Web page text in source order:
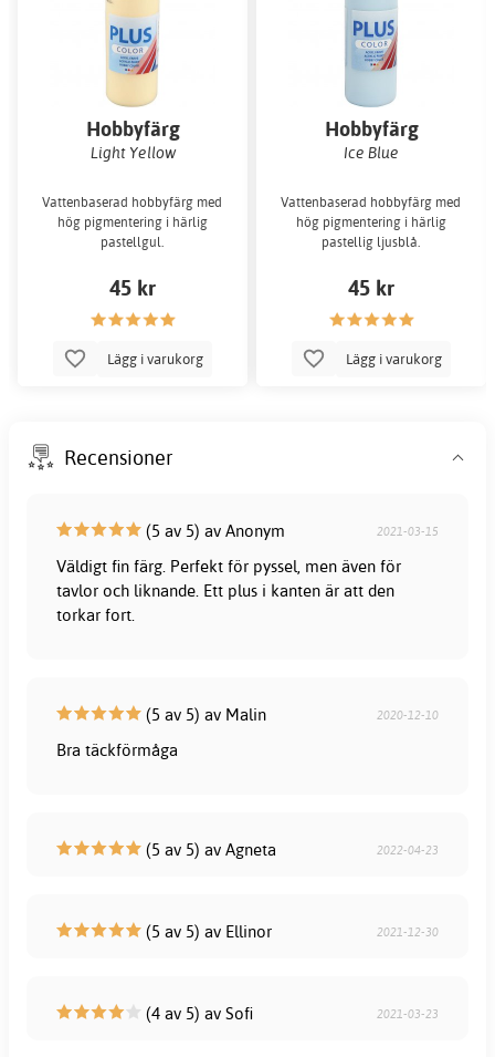
Hobbyfärg
Light Yellow
Vattenbaserad hobbyfärg med
hög pigmentering i härlig
pastellgul.
45 kr
Lägg i varukorg
Hobbyfärg
Ice Blue
Vattenbaserad hobbyfärg med
hög pigmentering i härlig
pastellig ljusblå.
45 kr
Lägg i varukorg
Recensioner
(5 av 5) av Anonym 2021-03-15
Väldigt fin färg. Perfekt för pyssel, men även för
tavlor och liknande. Ett plus i kanten är att den
torkar fort.
(5 av 5) av Malin 2020-12-10
Bra täckförmåga
(5 av 5) av Agneta 2022-04-23
(5 av 5) av Ellinor 2021-12-30
(4 av 5) av Sofi 2021-03-23